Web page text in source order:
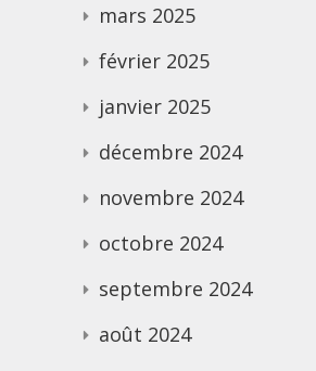
mars 2025
février 2025
janvier 2025
décembre 2024
novembre 2024
octobre 2024
septembre 2024
août 2024